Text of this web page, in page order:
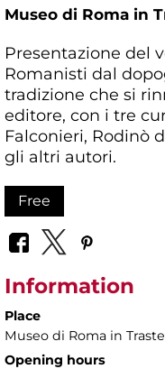
Museo di Roma in
Presentazione del
Romanisti dal
tradizione che si
editore, con i tre
Falconieri, Rodinò
gli altri autori.
Free
Information
Place
Museo di Roma in
Opening hours